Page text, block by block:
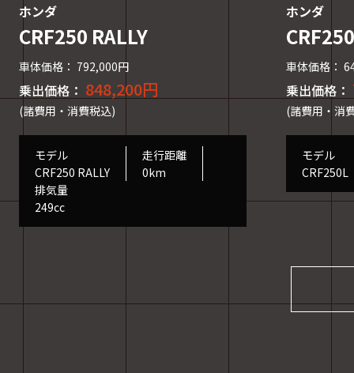
ホンダ
CRF250 RALLY
車体価格： 792,000円
乗出価格： 848,200円
(諸費用・消費税込)
モデル
CRF250 RALLY
走行距離
0km
排気量
249cc
ホンダ
車体価格：
乗出価格：
(諸費用・消
モデル
CRF250L